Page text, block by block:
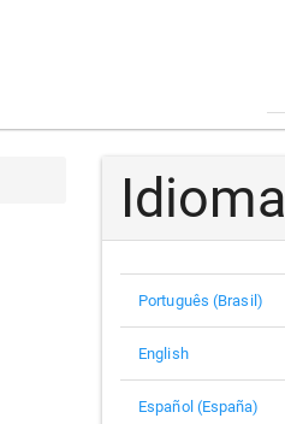
Idioma
Português (Brasil)
English
Español (España)